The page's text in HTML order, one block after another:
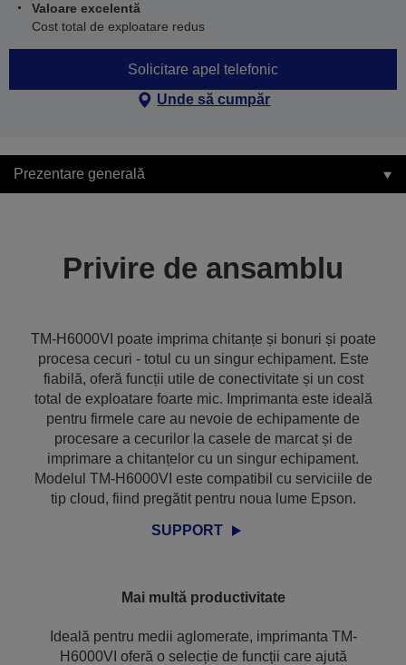
Valoare excelentă
Cost total de exploatare redus
Solicitare apel telefonic
Unde să cumpăr
Prezentare generală
Privire de ansamblu
TM-H6000VI poate imprima chitanțe și bonuri și poate
procesa cecuri - totul cu un singur echipament. Este
fiabilă, oferă funcții utile de conectivitate și un cost
total de exploatare foarte mic. Imprimanta este ideală
pentru firmele care au nevoie de echipamente de
procesare a cecurilor la casele de marcat și de
imprimare a chitanțelor cu un singur echipament.
Modelul TM-H6000VI este compatibil cu serviciile de
tip cloud, fiind pregătit pentru noua lume Epson.
SUPPORT
Mai multă productivitate
Ideală pentru medii aglomerate, imprimanta TM-
H6000VI oferă o selecție de funcții care ajută